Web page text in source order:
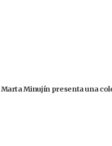
Marta Minujín presenta una